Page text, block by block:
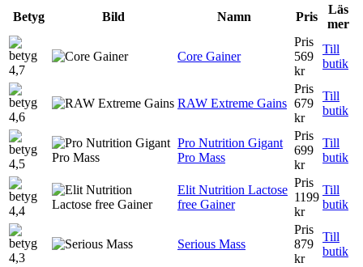
Betyg
Bild Namn Pris
Läs
mer
4,7
Core Gainer
Pris
569
kr
Till
butik
4,6
RAW Extreme Gains
Pris
679
kr
Till
butik
4,5
Pro Nutrition Gigant
Pro Mass
Pris
699
kr
Till
butik
4,4
Elit Nutrition Lactose
free Gainer
Pris
1199
kr
Till
butik
4,3
Serious Mass
Pris
879
kr
Till
butik